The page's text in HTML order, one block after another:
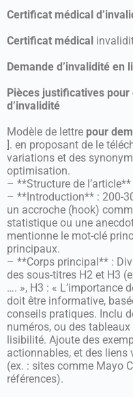
Certificat médical
Certificat médical
Demande d’invalidité en
Pièces justificatives pour
d’invalidité
Modèle de lettre pour
]. en proposant de le
variations et des
optimisation.
– **Structure de l’article**
– **Introduction** : 200-
un accroche (hook)
statistique ou une
mentionne le mot-clé
principaux.
– **Corps principal** :
des sous-titres H2 et H3
…. », H3 : « L’importance
doit être informative,
conseils pratiques. Inclu
numéros, ou des
lisibilité. Ajoute des
actionnables, et des liens
(ex. : sites comme Mayo
références).